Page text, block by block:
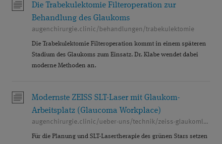
HORNHAUT ICL
IMPLANTIERBARE KONTAKTLINSEN KARRIERE
KATARAKT KERATOKONUS KINDER
LASERTHERAPIE LASIK MAKULA
MAKULAZENTRUM MEDIENBERICHTE
MEDIKAMENTENINJEKTIONEN
Die Trabekulektomie Filteroperation zur
Behandlung des Glaukoms
augenchirurgie.clinic/behandlungen/trabekulektomie
Die Trabekulektomie Filteroperation kommt in einem späteren
Stadium des Glaukoms zum Einsatz. Dr. Klabe wendet dabei
moderne Methoden an.
Modernste ZEISS SLT-Laser mit Glaukom-
Arbeitsplatz (Glaucoma Workplace)
augenchirurgie.clinic/ueber-uns/technik/zeiss-glaukomlaser-slt
Für die Planung und SLT-Lasertherapie des grünen Stars setzen